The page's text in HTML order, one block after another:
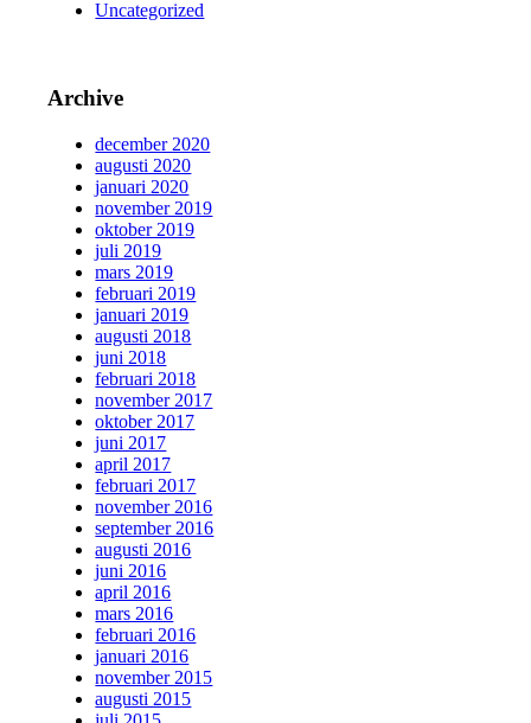
Uncategorized
Archive
december 2020
augusti 2020
januari 2020
november 2019
oktober 2019
juli 2019
mars 2019
februari 2019
januari 2019
augusti 2018
juni 2018
februari 2018
november 2017
oktober 2017
juni 2017
april 2017
februari 2017
november 2016
september 2016
augusti 2016
juni 2016
april 2016
mars 2016
februari 2016
januari 2016
november 2015
augusti 2015